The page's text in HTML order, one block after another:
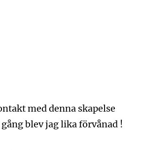
med denna skapelse
blev jag lika förvånad !